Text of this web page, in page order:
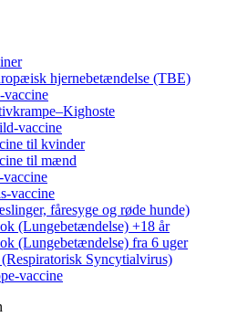
hjernebetændelse (TBE)
vaccine
til kvinder
til mænd
vaccine
fåresyge og røde hunde)
(Lungebetændelse) +18 år
(Lungebetændelse) fra 6 uger
Syncytialvirus)
vaccine